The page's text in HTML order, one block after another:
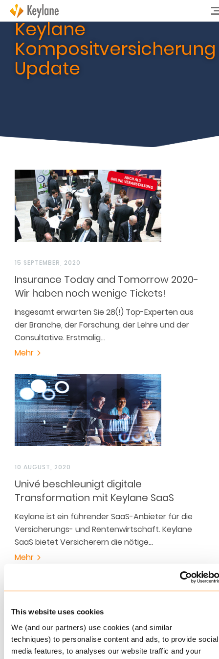
This website uses cookies
We (and our partners) use cookies (and similar
techniques) to personalise content and ads, to provide social
media features, to analyses our website traffic and your
Keylane
Kompositversicherung
Update
15 SEPTEMBER, 2020
Insurance Today and Tomorrow 2020-
Wir haben noch wenige Tickets!
Insgesamt erwarten Sie 28(!) Top-Experten aus
der Branche, der Forschung, der Lehre und der
Consultative. Erstmalig…
Mehr
10 AUGUST, 2020
Univé beschleunigt digitale
Transformation mit Keylane SaaS
Keylane ist ein führender SaaS-Anbieter für die
Versicherungs- und Rentenwirtschaft. Keylane
SaaS bietet Versicherern die nötige…
Mehr